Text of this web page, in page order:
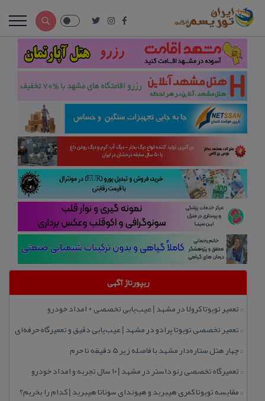
ریپورتاژ آگهی
:: تعمیر تویوتا كرولا در مشهد | عیب‌یابی تخصصی + امداد خودرو
:: تعمیر تخصصی تویوتا پرادو در مشهد | عیب‌یابی دقیق و تعمیرگاه حرفه‌ای
::چهار هتل‌ ستاره‌دار مشهد با فاصله زیر 5 دقیقه تا حرم
:: تعمیرگاه تخصصی رنو داستر در مشهد | ۱۰ سال تجربه و امداد خودرو
:: مقایسه تویوتا كمری هیبرید و هیوندای سوناتا هیبرید | كدام را بخریم؟